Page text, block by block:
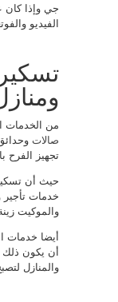
جي وإذا كان
الفيديو
من الخدمات
صالات
تجهيز الفرح
حيث أن
خدمات تأجير
والموكيت
أيضا خدمات
أن يكون ذلك
والمنازل